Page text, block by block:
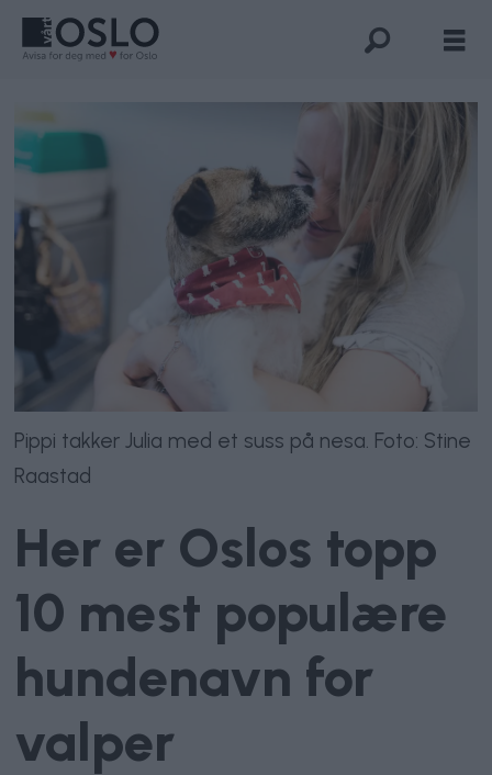
Pippi takker Julia med et suss på nesa. Foto: Stine
Raastad
Her er Oslos topp
10 mest populære
hundenavn for
valper